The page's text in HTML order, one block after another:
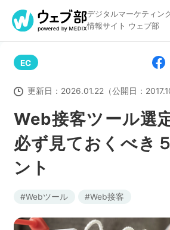
デジタルマーケティン
情報サイト ウェブ部
リスティング広告
アクセス解析
アドテクノロジー
Web接客ツール選
必ず見ておくべき
ント
EC
更新日： 2026.01.22（公開日：
Webツール Web接客